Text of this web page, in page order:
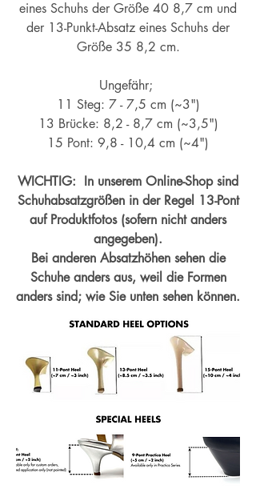
eines Schuhs der Größe 40 8,7 cm und
der 13-Punkt-Absatz eines Schuhs der
Größe 35 8,2 cm.
Ungefähr;
11 Steg: 7 - 7,5 cm (~3")
13 Brücke: 8,2 - 8,7 cm (~3,5")
15 Pont: 9,8 - 10,4 cm (~4")
WICHTIG: In unserem Online-Shop sind
Schuhabsatzgrößen in der Regel 13-Pont
auf Produktfotos (sofern nicht anders
angegeben).
Bei anderen Absatzhöhen sehen die
Schuhe anders aus, weil die Formen
anders sind; wie Sie unten sehen können.